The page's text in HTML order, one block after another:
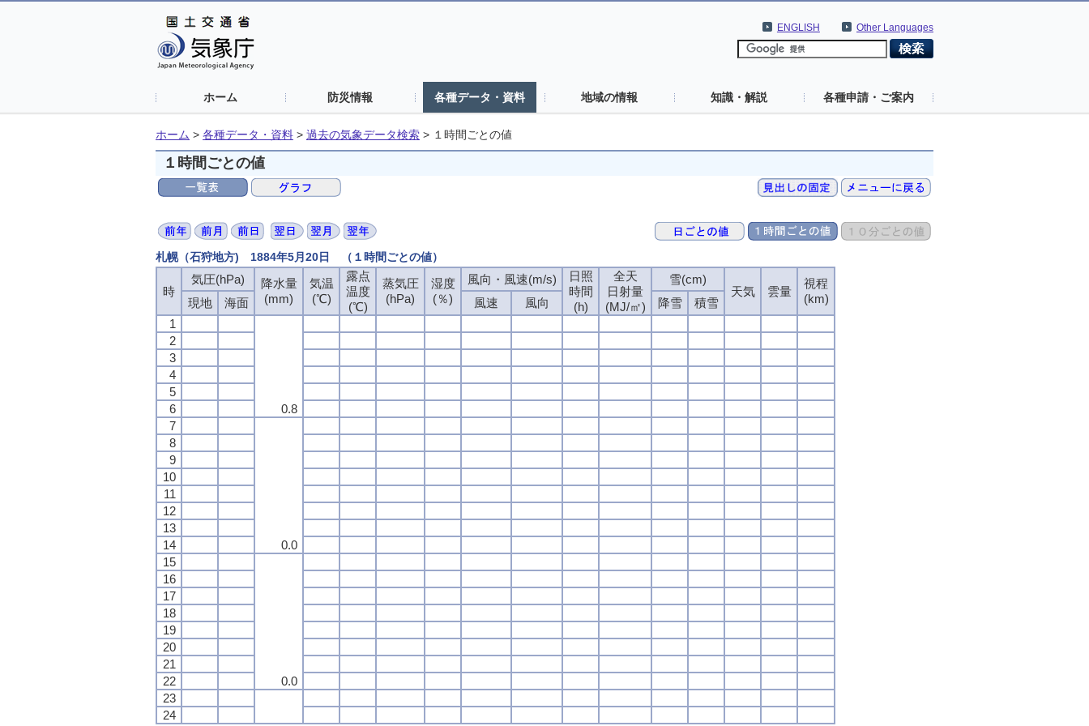
Other Languages
ENGLISH
ホーム 防災情報 各種データ・資料 地域の情報 知識・解説 各種申請・ご案内
ホーム > 各種データ・資料 > 過去の気象データ検索 > １時間ごとの値
１時間ごとの値
札幌（石狩地方) 1884年5月20日 （１時間ごとの値）
時
気圧(hPa)
降水量
(mm)
気温
(℃)
露点
温度
(℃)
蒸気圧
(hPa)
湿度
(％)
風向・風速(m/s)
日照
時間
(h)
全天
日射量
(MJ/㎡)
雪(cm)
天気
雲量
視程
(km)
現地 海面 風速 風向 降雪
積雪
1
0.8
2
3
4
5
6
7
0.0
8
9
10
11
12
13
14
15
0.0
16
17
18
19
20
21
22
23
24